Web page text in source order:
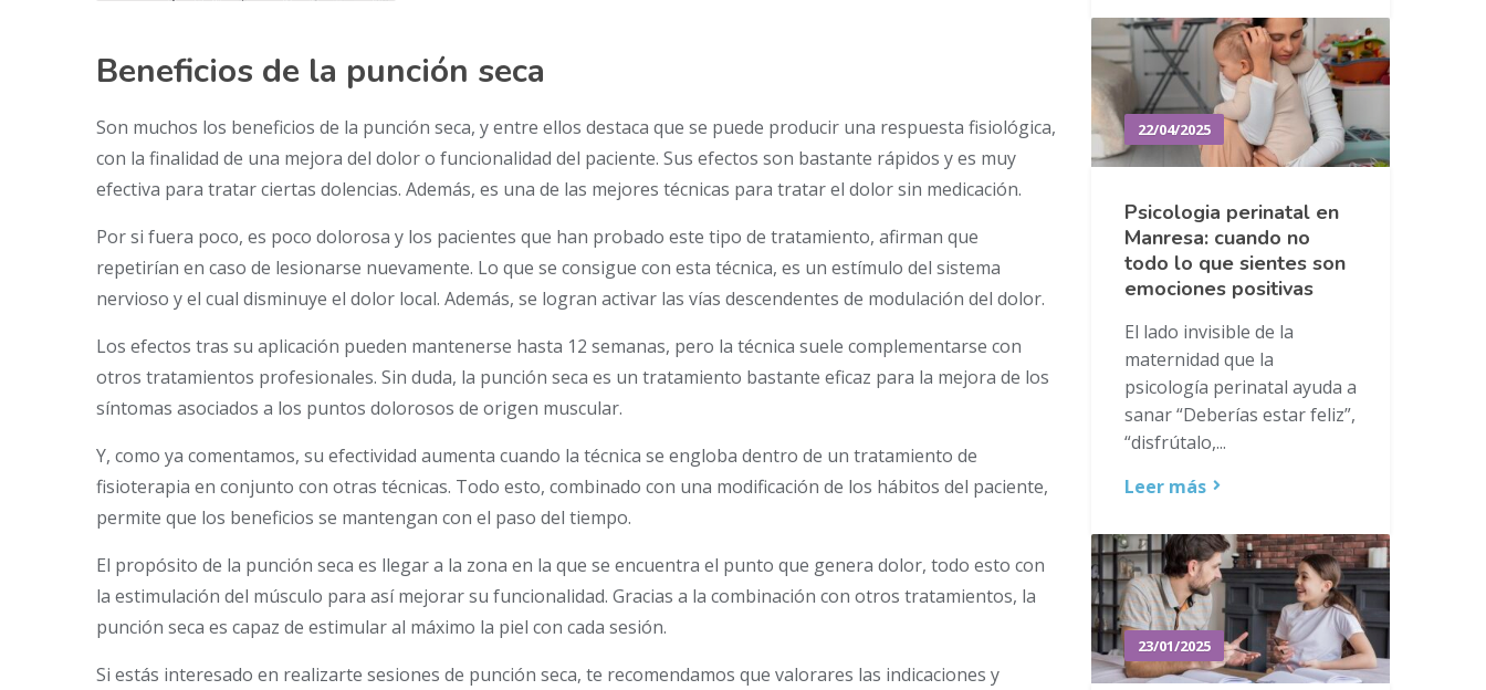
Beneficios de la punción seca
Son muchos los beneficios de la punción seca, y entre ellos destaca que se puede producir una respuesta fisiológica,
con la finalidad de una mejora del dolor o funcionalidad del paciente. Sus efectos son bastante rápidos y es muy
efectiva para tratar ciertas dolencias. Además, es una de las mejores técnicas para tratar el dolor sin medicación.
Por si fuera poco, es poco dolorosa y los pacientes que han probado este tipo de tratamiento, afirman que
repetirían en caso de lesionarse nuevamente. Lo que se consigue con esta técnica, es un estímulo del sistema
nervioso y el cual disminuye el dolor local. Además, se logran activar las vías descendentes de modulación del dolor.
Los efectos tras su aplicación pueden mantenerse hasta 12 semanas, pero la técnica suele complementarse con
otros tratamientos profesionales. Sin duda, la punción seca es un tratamiento bastante eficaz para la mejora de los
síntomas asociados a los puntos dolorosos de origen muscular.
Y, como ya comentamos, su efectividad aumenta cuando la técnica se engloba dentro de un tratamiento de
fisioterapia en conjunto con otras técnicas. Todo esto, combinado con una modificación de los hábitos del paciente,
permite que los beneficios se mantengan con el paso del tiempo.
El propósito de la punción seca es llegar a la zona en la que se encuentra el punto que genera dolor, todo esto con
la estimulación del músculo para así mejorar su funcionalidad. Gracias a la combinación con otros tratamientos, la
punción seca es capaz de estimular al máximo la piel con cada sesión.
Si estás interesado en realizarte sesiones de punción seca, te recomendamos que valorares las indicaciones y
22/04/2025
Psicologia perinatal en
Manresa: cuando no
todo lo que sientes son
emociones positivas
El lado invisible de la
maternidad que la
psicología perinatal ayuda a
sanar “Deberías estar feliz”,
“disfrútalo,...
Leer más
23/01/2025